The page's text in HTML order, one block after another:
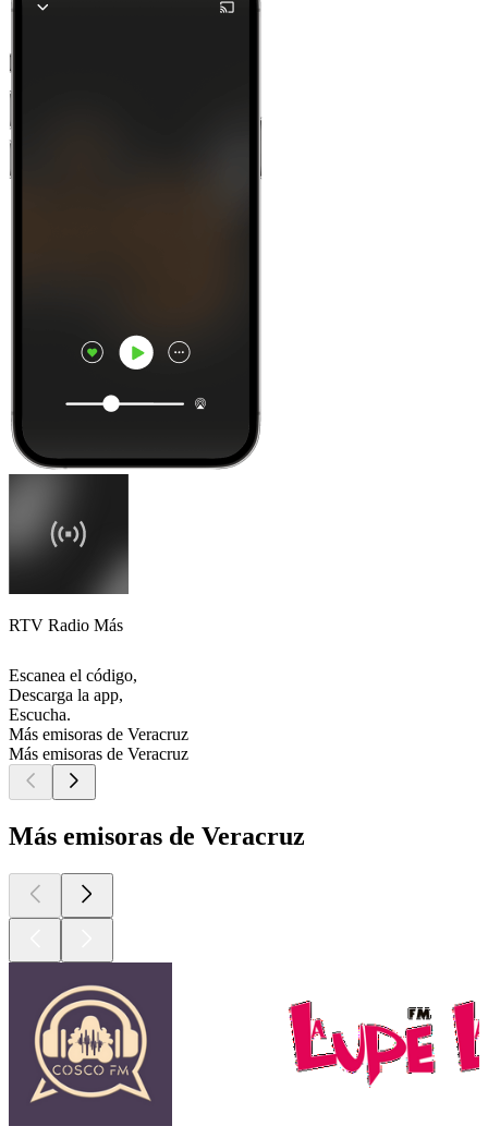
RTV Radio Más
Escanea el código,
Descarga la app,
Escucha.
Más emisoras de Veracruz
Más emisoras de Veracruz
Más emisoras de Veracruz